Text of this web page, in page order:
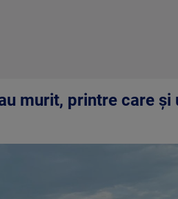
murit, printre care